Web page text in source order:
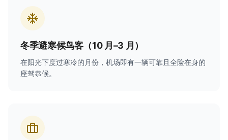
冬季避寒候鸟客（10 月–3 月）
在阳光下度过寒冷的月份，机场即有一辆可靠且全险在身的
座驾恭候。